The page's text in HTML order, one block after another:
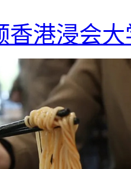
香港浸会